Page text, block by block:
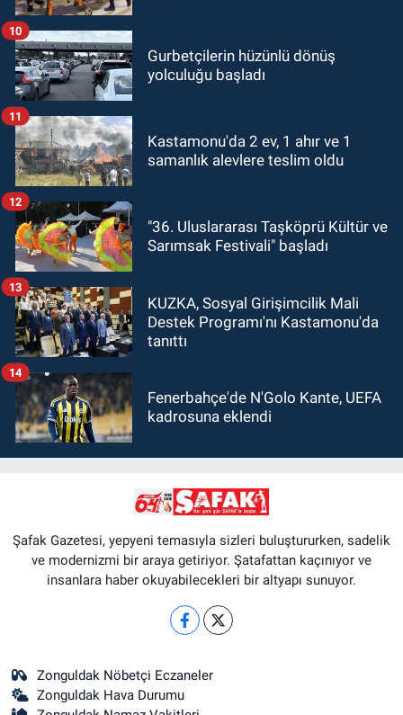
Gurbetçilerin hüzünlü dönüş
yolculuğu başladı
10
Kastamonu'da 2 ev, 1 ahır ve 1
samanlık alevlere teslim oldu
11
"36. Uluslararası Taşköprü Kültür ve
Sarımsak Festivali" başladı
12
KUZKA, Sosyal Girişimcilik Mali
Destek Programı'nı Kastamonu'da
tanıttı
13
Fenerbahçe'de N'Golo Kante, UEFA
kadrosuna eklendi
14
Şafak Gazetesi, yepyeni temasıyla sizleri buluştururken, sadelik
ve modernizmi bir araya getiriyor. Şatafattan kaçınıyor ve
insanlara haber okuyabilecekleri bir altyapı sunuyor.
Zonguldak Nöbetçi Eczaneler
Zonguldak Hava Durumu